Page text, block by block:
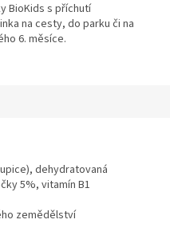
BioKids s příchutí
na cesty, do parku či na
6. měsíce.
dehydratovaná
5%, vitamín B1
zemědělství